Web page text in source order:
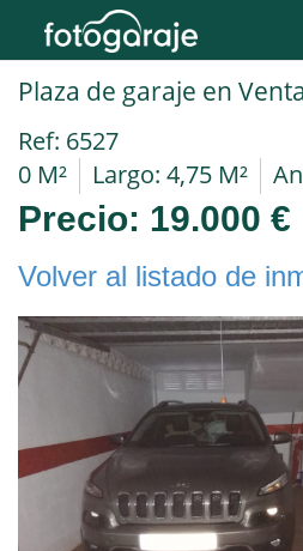
Ref: 6527
0 M²
Largo: 4,75 M²
Precio: 19.000 €
Volver al listado de